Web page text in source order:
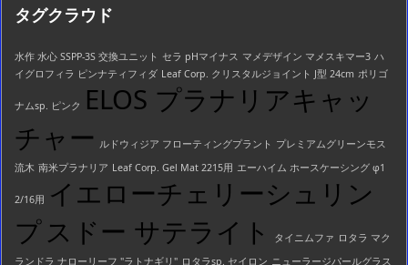
一
タグクラウド
水作 水心 SSPP-3S 交換ユニット セラ pHマイナス マメデザイン マメスキマー3 ハ
イグロフィラ ピンナティフィダ Leaf Corp. クリスタルジョイント J型 24cm ポリゴ
ナムsp. ピンク
ELOS プラナリアキャッ
チャー ルドウィジア フローティングプラント プレミアムグリーンモス
流木 南米プラナリア Leaf Corp. Gel Mat 2215用 エーハイム ホースケーシング φ1
2/16用 イエローチェリーシュリン
プスドー サテライト タイニムファ ロタラ マク
ランドラ ナローリーフ "ラトナギリ" ロタラsp. セイロン ニューラージパールグラス